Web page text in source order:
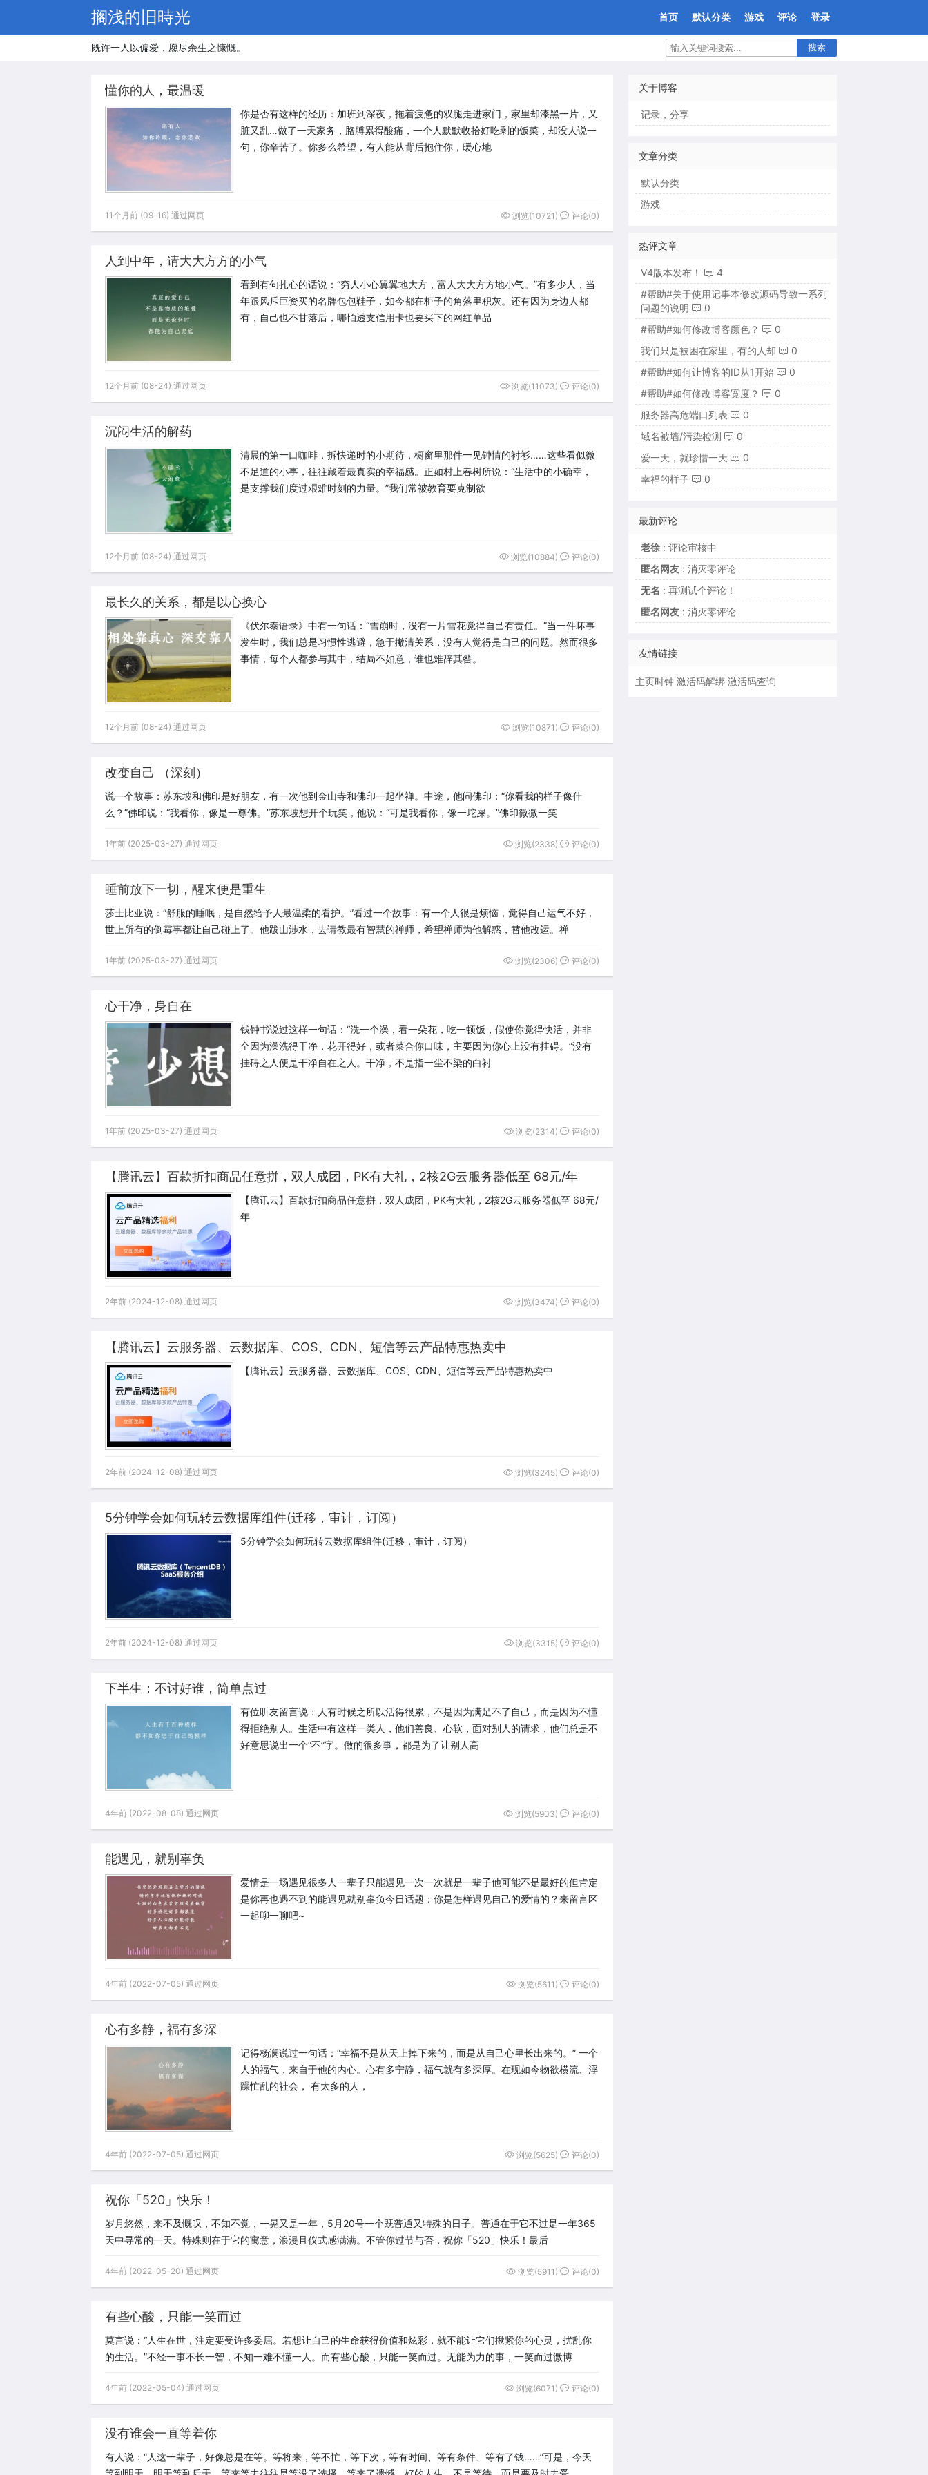
搁浅的旧時光 首页 默认分类 游戏 评论 登录
既许一人以偏爱，愿尽余生之慷慨。 搜索
懂你的人，最温暖
你是否有这样的经历：加班到深夜，拖着疲惫的双腿走进家门，家里却漆黑一片，又
脏又乱…做了一天家务，胳膊累得酸痛，一个人默默收拾好吃剩的饭菜，却没人说一
句，你辛苦了。你多么希望，有人能从背后抱住你，暖心地
11个月前 (09-16) 通过网页 浏览(10721) 评论(0)
人到中年，请大大方方的小气
看到有句扎心的话说：“穷人小心翼翼地大方，富人大大方方地小气。”有多少人，当
年跟风斥巨资买的名牌包包鞋子，如今都在柜子的角落里积灰。还有因为身边人都
有，自己也不甘落后，哪怕透支信用卡也要买下的网红单品
12个月前 (08-24) 通过网页 浏览(11073) 评论(0)
沉闷生活的解药
清晨的第一口咖啡，拆快递时的小期待，橱窗里那件一见钟情的衬衫……这些看似微
不足道的小事，往往藏着最真实的幸福感。正如村上春树所说：“生活中的小确幸，
是支撑我们度过艰难时刻的力量。”我们常被教育要克制欲
12个月前 (08-24) 通过网页 浏览(10884) 评论(0)
最长久的关系，都是以心换心
《伏尔泰语录》中有一句话：“雪崩时，没有一片雪花觉得自己有责任。”当一件坏事
发生时，我们总是习惯性逃避，急于撇清关系，没有人觉得是自己的问题。然而很多
事情，每个人都参与其中，结局不如意，谁也难辞其咎。
12个月前 (08-24) 通过网页 浏览(10871) 评论(0)
改变自己 （深刻）
说一个故事：苏东坡和佛印是好朋友，有一次他到金山寺和佛印一起坐禅。中途，他问佛印：“你看我的样子像什
么？”佛印说：“我看你，像是一尊佛。”苏东坡想开个玩笑，他说：“可是我看你，像一坨屎。”佛印微微一笑
1年前 (2025-03-27) 通过网页 浏览(2338) 评论(0)
睡前放下一切，醒来便是重生
莎士比亚说：“舒服的睡眠，是自然给予人最温柔的看护。”看过一个故事：有一个人很是烦恼，觉得自己运气不好，
世上所有的倒霉事都让自己碰上了。他跋山涉水，去请教最有智慧的禅师，希望禅师为他解惑，替他改运。禅
1年前 (2025-03-27) 通过网页 浏览(2306) 评论(0)
心干净，身自在
钱钟书说过这样一句话：“洗一个澡，看一朵花，吃一顿饭，假使你觉得快活，并非
全因为澡洗得干净，花开得好，或者菜合你口味，主要因为你心上没有挂碍。”没有
挂碍之人便是干净自在之人。干净，不是指一尘不染的白衬
1年前 (2025-03-27) 通过网页 浏览(2314) 评论(0)
【腾讯云】百款折扣商品任意拼，双人成团，PK有大礼，2核2G云服务器低至 68元/年
【腾讯云】百款折扣商品任意拼，双人成团，PK有大礼，2核2G云服务器低至 68元/
年
2年前 (2024-12-08) 通过网页 浏览(3474) 评论(0)
【腾讯云】云服务器、云数据库、COS、CDN、短信等云产品特惠热卖中
【腾讯云】云服务器、云数据库、COS、CDN、短信等云产品特惠热卖中
2年前 (2024-12-08) 通过网页 浏览(3245) 评论(0)
5分钟学会如何玩转云数据库组件(迁移，审计，订阅）
5分钟学会如何玩转云数据库组件(迁移，审计，订阅）
2年前 (2024-12-08) 通过网页 浏览(3315) 评论(0)
下半生：不讨好谁，简单点过
有位听友留言说：人有时候之所以活得很累，不是因为满足不了自己，而是因为不懂
得拒绝别人。生活中有这样一类人，他们善良、心软，面对别人的请求，他们总是不
好意思说出一个“不”字。做的很多事，都是为了让别人高
4年前 (2022-08-08) 通过网页 浏览(5903) 评论(0)
能遇见，就别辜负
爱情是一场遇见很多人一辈子只能遇见一次一次就是一辈子他可能不是最好的但肯定
是你再也遇不到的能遇见就别辜负今日话题：你是怎样遇见自己的爱情的？来留言区
一起聊一聊吧~
4年前 (2022-07-05) 通过网页 浏览(5611) 评论(0)
心有多静，福有多深
记得杨澜说过一句话：“幸福不是从天上掉下来的，而是从自己心里长出来的。” 一个
人的福气，来自于他的内心。心有多宁静，福气就有多深厚。在现如今物欲横流、浮
躁忙乱的社会， 有太多的人，
4年前 (2022-07-05) 通过网页 浏览(5625) 评论(0)
祝你「520」快乐！
岁月悠然，来不及慨叹，不知不觉，一晃又是一年，5月20号一个既普通又特殊的日子。普通在于它不过是一年365
天中寻常的一天。特殊则在于它的寓意，浪漫且仪式感满满。不管你过节与否，祝你「520」快乐！最后
4年前 (2022-05-20) 通过网页 浏览(5911) 评论(0)
有些心酸，只能一笑而过
莫言说：“人生在世，注定要受许多委屈。若想让自己的生命获得价值和炫彩，就不能让它们揪紧你的心灵，扰乱你
的生活。”不经一事不长一智，不知一难不懂一人。而有些心酸，只能一笑而过。无能为力的事，一笑而过微博
4年前 (2022-05-04) 通过网页 浏览(6071) 评论(0)
没有谁会一直等着你
有人说：“人这一辈子，好像总是在等。等将来，等不忙，等下次，等有时间、等有条件、等有了钱……”可是，今天
关于博客
记录，分享
文章分类
默认分类
游戏
热评文章
V4版本发布！
4
#帮助#关于使用记事本修改源码导致一系列
问题的说明
0
#帮助#如何修改博客颜色？
0
我们只是被困在家里，有的人却
0
#帮助#如何让博客的ID从1开始
0
#帮助#如何修改博客宽度？
0
服务器高危端口列表
0
域名被墙/污染检测
0
爱一天，就珍惜一天
0
幸福的样子
0
最新评论
老徐: 评论审核中
匿名网友: 消灭零评论
无名 : 再测试个评论！
匿名网友: 消灭零评论
友情链接
主页时钟 激活码解绑 激活码查询